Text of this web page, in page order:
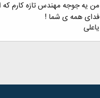
من یه جوجه مهندس تازه کارم که
فدای همه ی شما !
یاعلی